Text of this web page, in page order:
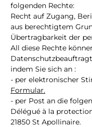
folgenden Rechte:
Recht auf Zugang,
aus berechtigtem
Übertragbarkeit der
All diese Rechte
indem Sie sich an :
- per elektronischer
Formular.
- per Post an die
Délégué à la
21850 St Apollinaire.